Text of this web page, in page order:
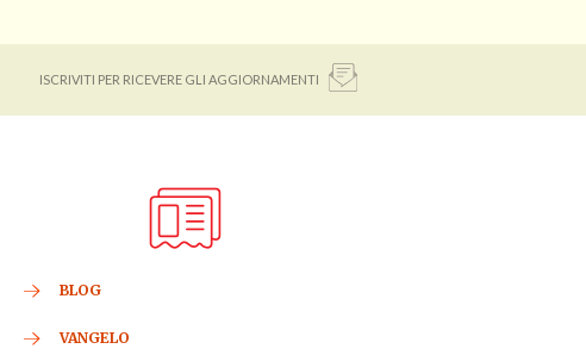
ISCRIVITI PER RICEVERE GLI AGGIORNAMENTI
BLOG
VANGELO